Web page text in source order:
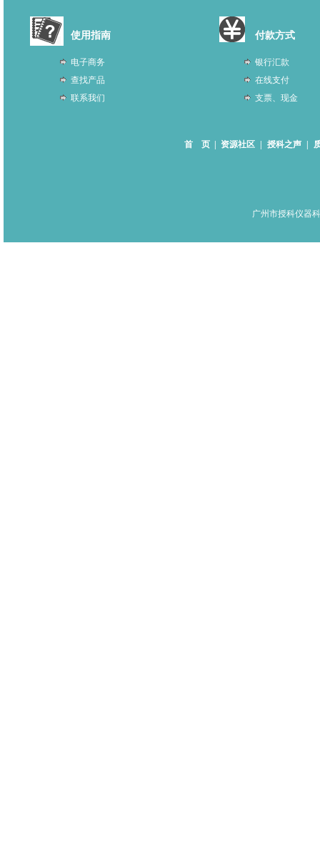
使用指南
电子商务
查找产品
联系我们
付款方式
银行汇款
在线支付
支票、现金
首 页 资源社区 授科之声
广州市授科仪器